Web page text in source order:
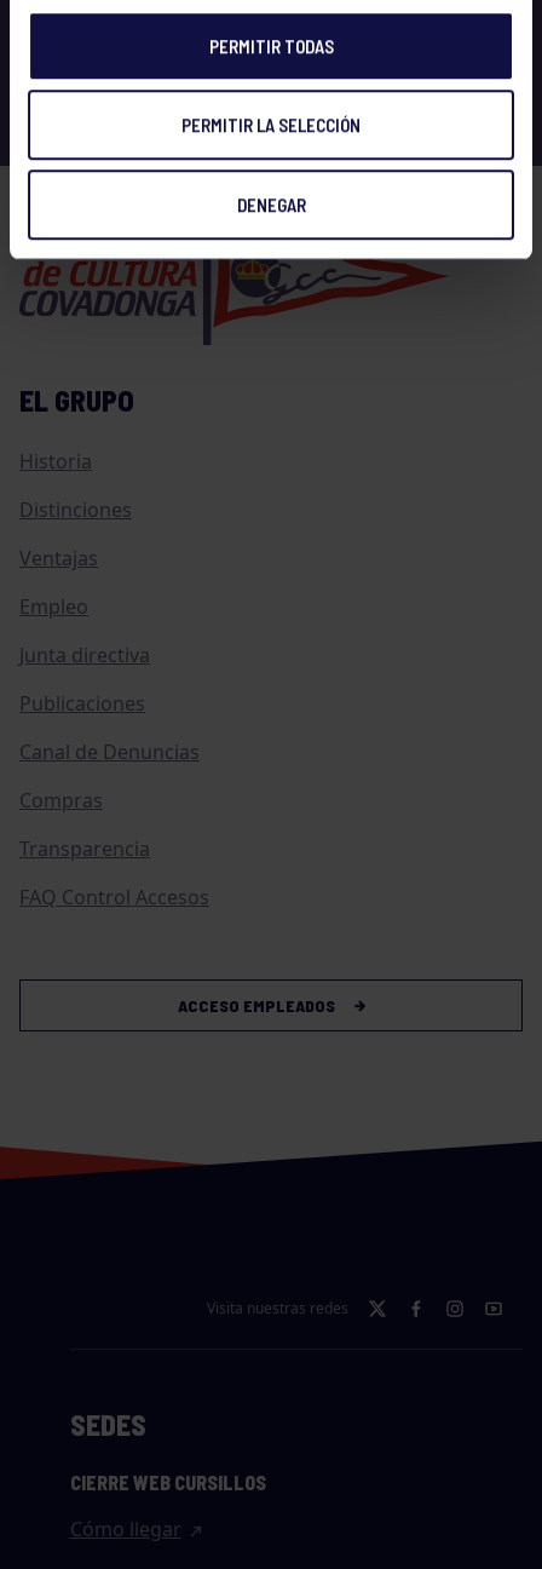
PERMITIR TODAS
PERMITIR LA SELECCIÓN
DENEGAR
EL GRUPO
Historia
Distinciones
Ventajas
Empleo
Junta directiva
Publicaciones
Canal de Denuncias
Compras
Transparencia
FAQ Control Accesos
ACCESO EMPLEADOS
Visita nuestras redes
SEDES
CIERRE WEB CURSILLOS
Cómo llegar